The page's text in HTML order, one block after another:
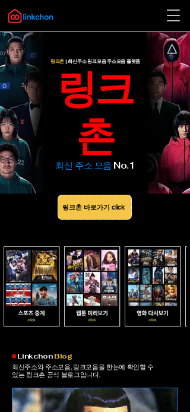
​링크
촌
​최신 주소 모음 No.1
링크촌 바로가기 click
링크촌 | 최신주소 링크모음 주소모음 플랫폼
​■ LinkchonBlog
최신주소와 주소모음, 링크모음을 한눈에 확인할 수
있는 링크촌 공식 블로그입니다.